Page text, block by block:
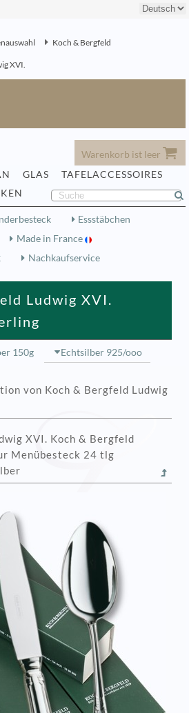
Koch & Bergfeld
XVI.
Warenkorb ist leer
GLAS
TAFELACCESSOIRES
Essstäbchen
Made in France
Nachkaufservice
Ludwig XVI.
150g Echtsilber 925/ooo
von Koch & Bergfeld Ludwig
XVI. Koch & Bergfeld
Menübesteck 24 tlg